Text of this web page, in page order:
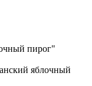
пирог"
яблочный